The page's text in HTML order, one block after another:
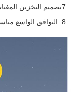
7تصميم التخزين المغناطيسي (مدمج وسهل النقل)
8. التوافق الواسع مناسب لأجهزة مختلفة